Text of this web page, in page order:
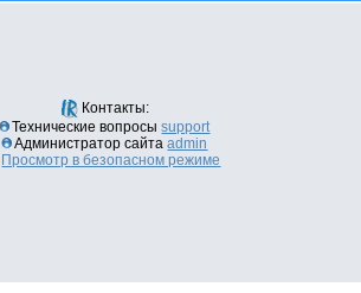
Контакты:
Технические вопросыsupport
Администратор сайтаadmin
Просмотр в безопасном режиме